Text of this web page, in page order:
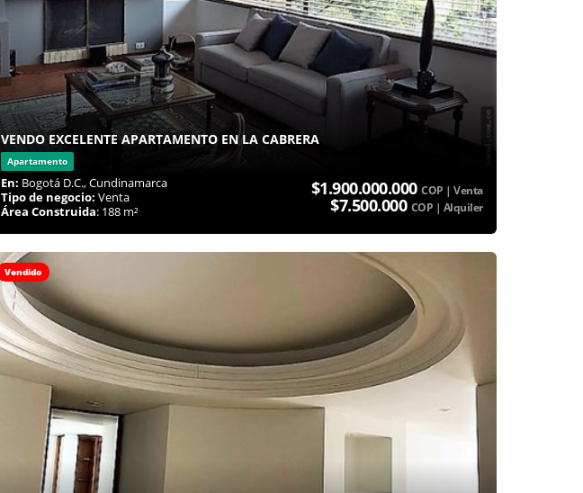
VENDO EXCELENTE APARTAMENTO EN LA CABRERA
Apartamento
En: Bogotá D.C., Cundinamarca
Tipo de negocio: Venta
Área Construida: 188 m²
$1.900.000.000COP | Venta
$7.500.000 COP | Alquiler
Vendido